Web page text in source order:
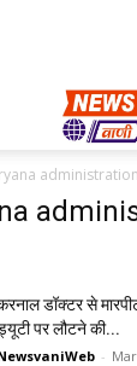
डॉक्टर से
पर लौटने की...
-